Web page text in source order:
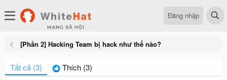
Đăng nhập
[Phần 2] Hacking Team bị hack như thế nào?
Tất cả (3) Thích (3)